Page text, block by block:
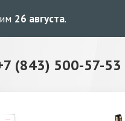
26 августа.
(843) 500-57-53